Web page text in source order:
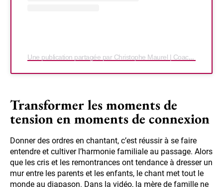
Une publication partagée par Christophe Maurel | Coach en burn-out parental (@christophe_maurel_)
Transformer les moments de
tension en moments de connexion
Donner des ordres en chantant, c’est réussir à se faire
entendre et cultiver l’harmonie familiale au passage. Alors
que les cris et les remontrances ont tendance à dresser un
mur entre les parents et les enfants, le chant met tout le
monde au diapason. Dans la vidéo, la mère de famille ne